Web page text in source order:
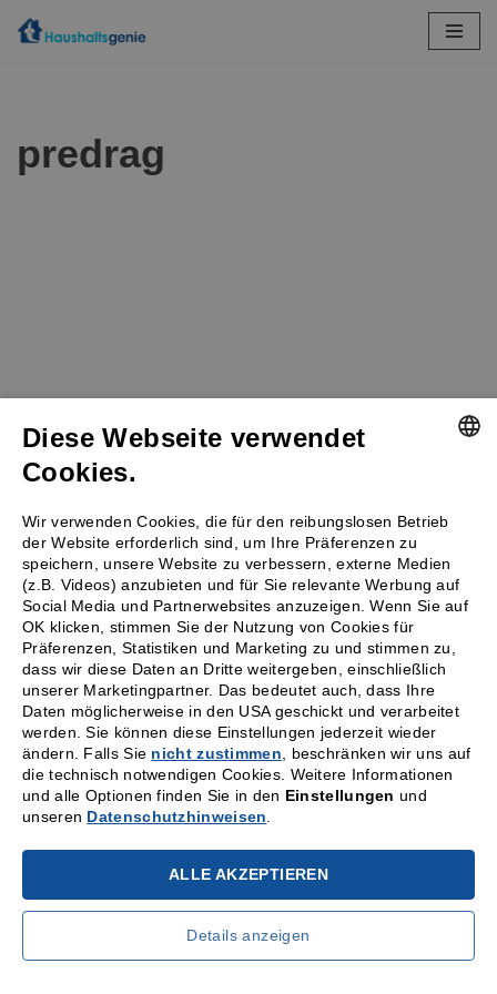
predrag
ENGLISH
Diese Webseite verwendet
Cookies.
Wir verwenden Cookies, die für den reibungslosen Betrieb
der Website erforderlich sind, um Ihre Präferenzen zu
speichern, unsere Website zu verbessern, externe Medien
(z.B. Videos) anzubieten und für Sie relevante Werbung auf
Social Media und Partnerwebsites anzuzeigen. Wenn Sie auf
OK klicken, stimmen Sie der Nutzung von Cookies für
Präferenzen, Statistiken und Marketing zu und stimmen zu,
dass wir diese Daten an Dritte weitergeben, einschließlich
unserer Marketingpartner. Das bedeutet auch, dass Ihre
Daten möglicherweise in den USA geschickt und verarbeitet
werden. Sie können diese Einstellungen jederzeit wieder
ändern. Falls Sie nicht zustimmen , beschränken wir uns auf
die technisch notwendigen Cookies. Weitere Informationen
und alle Optionen finden Sie in den Einstellungen und
unseren Datenschutzhinweisen
ALLE AKZEPTIEREN
Details anzeigen